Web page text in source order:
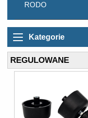
RODO
Kategorie
REGULOWANE